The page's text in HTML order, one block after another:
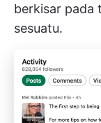
berkisar pada
sesuatu.